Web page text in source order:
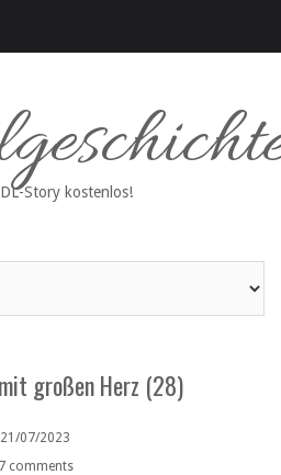
Story kostenlos!
großen Herz (28)
21/07/2023
7 comments